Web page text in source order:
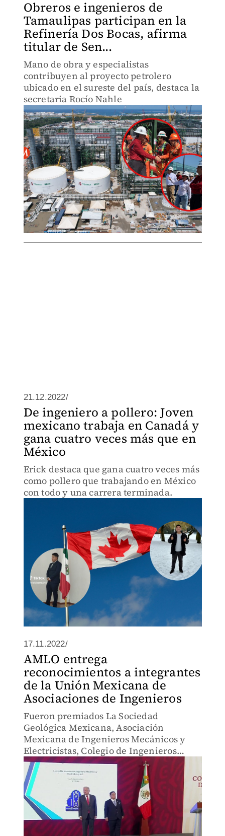
Obreros e ingenieros de
Tamaulipas participan en la
Refinería Dos Bocas, afirma
titular de Sen...
Mano de obra y especialistas
contribuyen al proyecto petrolero
ubicado en el sureste del país, destaca la
secretaria Rocío Nahle
21.12.2022/
De ingeniero a pollero: Joven
mexicano trabaja en Canadá y
gana cuatro veces más que en
México
Erick destaca que gana cuatro veces más
como pollero que trabajando en México
con todo y una carrera terminada.
17.11.2022/
AMLO entrega
reconocimientos a integrantes
de la Unión Mexicana de
Asociaciones de Ingenieros
Fueron premiados La Sociedad
Geológica Mexicana, Asociación
Mexicana de Ingenieros Mecánicos y
Electricistas, Colegio de Ingenieros
Militares, Colegio de Ingenieros
Mecánicos Electricistas y el Colegio de
Ingenieros Civiles.